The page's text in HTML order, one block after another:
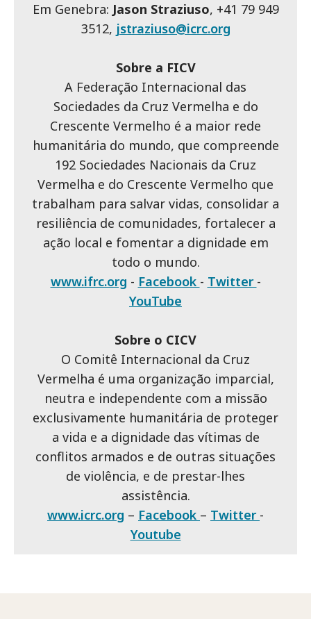
Em Genebra: Jason Straziuso, +41 79 949
3512, jstraziuso@icrc.org
Sobre a FICV
A Federação Internacional das
Sociedades da Cruz Vermelha e do
Crescente Vermelho é a maior rede
humanitária do mundo, que compreende
192 Sociedades Nacionais da Cruz
Vermelha e do Crescente Vermelho que
trabalham para salvar vidas, consolidar a
resiliência de comunidades, fortalecer a
ação local e fomentar a dignidade em
todo o mundo.
www.ifrc.org - Facebook - Twitter -
YouTube
Sobre o CICV
O Comitê Internacional da Cruz
Vermelha é uma organização imparcial,
neutra e independente com a missão
exclusivamente humanitária de proteger
a vida e a dignidade das vítimas de
conflitos armados e de outras situações
de violência, e de prestar-lhes
assistência.
www.icrc.org – Facebook – Twitter -
Youtube